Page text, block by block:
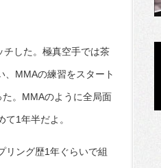
チした。極真空手では茶
MMAの練習をスタート
。MMAのように全局面
1年半だよ。
リング歴1年ぐらいで組